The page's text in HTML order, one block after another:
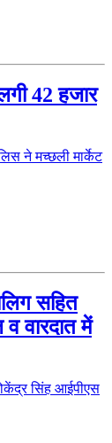
42 हजार
ने मच्छली मार्केट
सहित
व वारदात में
सिंह आईपीएस